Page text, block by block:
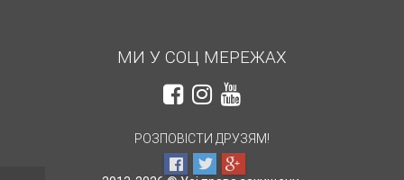
МИ У СОЦ МЕРЕЖАХ
РОЗПОВІСТИ ДРУЗЯМ!